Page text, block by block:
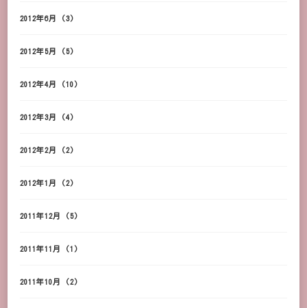
2012年6月 (3)
2012年5月 (5)
2012年4月 (10)
2012年3月 (4)
2012年2月 (2)
2012年1月 (2)
2011年12月 (5)
2011年11月 (1)
2011年10月 (2)